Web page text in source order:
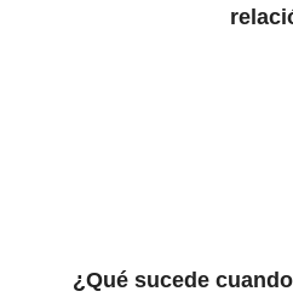
¿Qué sucede